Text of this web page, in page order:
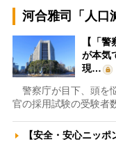
河合雅司「人口
【「
が本気
現…
警察庁が目下、頭を
官の採用試験の受験者
【安全・安心ニッ